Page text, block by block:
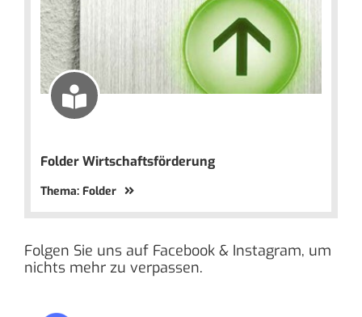
Folder Wirtschaftsförderung
Thema: Folder
Folgen Sie uns auf Facebook & Instagram, um
nichts mehr zu verpassen.